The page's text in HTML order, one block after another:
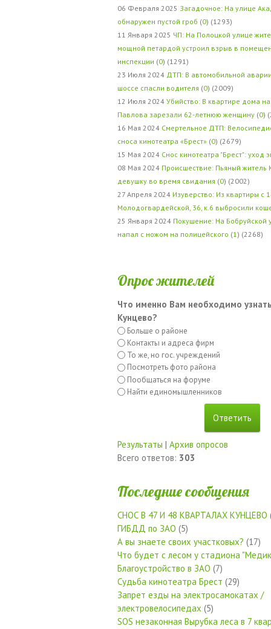
06 Февраля 2025 Загадочное: На улице
обнаружен пустой гроб (0) (1293)
11 Января 2025 ЧП: На Полоцкой улице
мощной петардой устроил взрыв в
инспекции (0) (1291)
23 Июля 2024 ДТП: В автомобильной
шоссе спасли водителя (0) (2009)
12 Июля 2024 Убийство: В квартире дома
Павлова зарезали 62-летнюю женщину (0)
16 Мая 2024 Смертельное ДТП:
сноса кинотеатра «Брест» (0) (2679)
15 Мая 2024 Снос кинотеатра "Брест": уход
08 Мая 2024 Происшествие: Пьяный житель
девушку во время свидания (0) (2002)
27 Апреля 2024 Изуверство: Из квартиры с
Молодогвардейской, 36, к.6 выбросили
25 Января 2024 Покушение: На Бобруйской
напал с ножом на полицейского (1 ) (2268)
Опрос жителей
Что именно Вам необходимо
Кунцево?
Больше о районе
Контакты и адреса фирм
То же, но гос. учреждений
Посмотреть фото района
Пообщаться на форуме
Найти единомышленников
Результаты | Архив опросов
Всего ответов: 303
Последние сообщения
СНОС В 47 И 48 КВАРТАЛАХ КУНЦЕВО
ГИБДД по ЗАО (5)
А вы знаете своих участковых? (17)
Что будет с лесом у стадиона
Благоустройство в ЗАО (7)
Судьба кинотеатра Брест (29)
Запрет езды на электросамокатах /
электровелосипедах (5)
SOS незаконная Вырубка леса в 7